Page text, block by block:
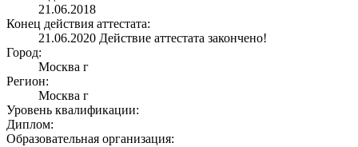
21.06.2018
Конец действия аттестата:
21.06.2020 Действие аттестата закончено!
Город:
Москва г
Регион:
Москва г
Уровень квалификации:
Диплом:
Образовательная организация: